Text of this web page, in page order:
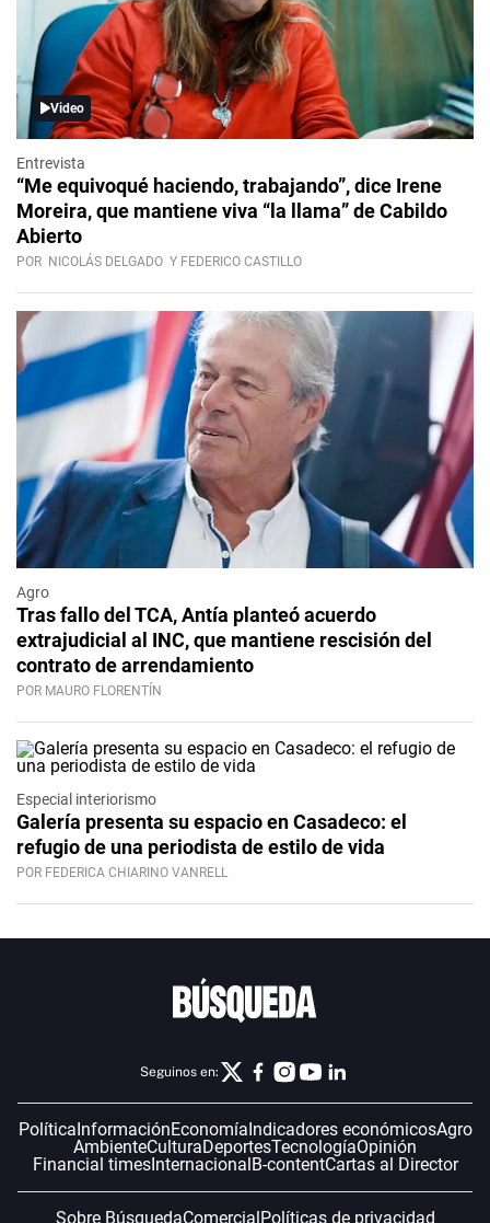
Video
Entrevista
“Me equivoqué haciendo, trabajando”, dice Irene
Moreira, que mantiene viva “la llama” de Cabildo
Abierto
POR NICOLÁS DELGADO Y FEDERICO CASTILLO
Agro
Tras fallo del TCA, Antía planteó acuerdo
extrajudicial al INC, que mantiene rescisión del
contrato de arrendamiento
POR MAURO FLORENTÍN
Especial interiorismo
Galería presenta su espacio en Casadeco: el
refugio de una periodista de estilo de vida
POR FEDERICA CHIARINO VANRELL
Seguinos en:
PolíticaInformaciónEconomíaIndicadores económicosAgro
AmbienteCulturaDeportesTecnologíaOpinión
Financial timesInternacionalB-contentCartas al Director
Sobre BúsquedaComercialPolíticas de privacidad